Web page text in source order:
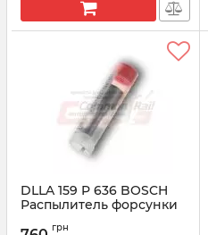
DLLA 159 P 636 BOSCH
Распылитель форсунки
грн